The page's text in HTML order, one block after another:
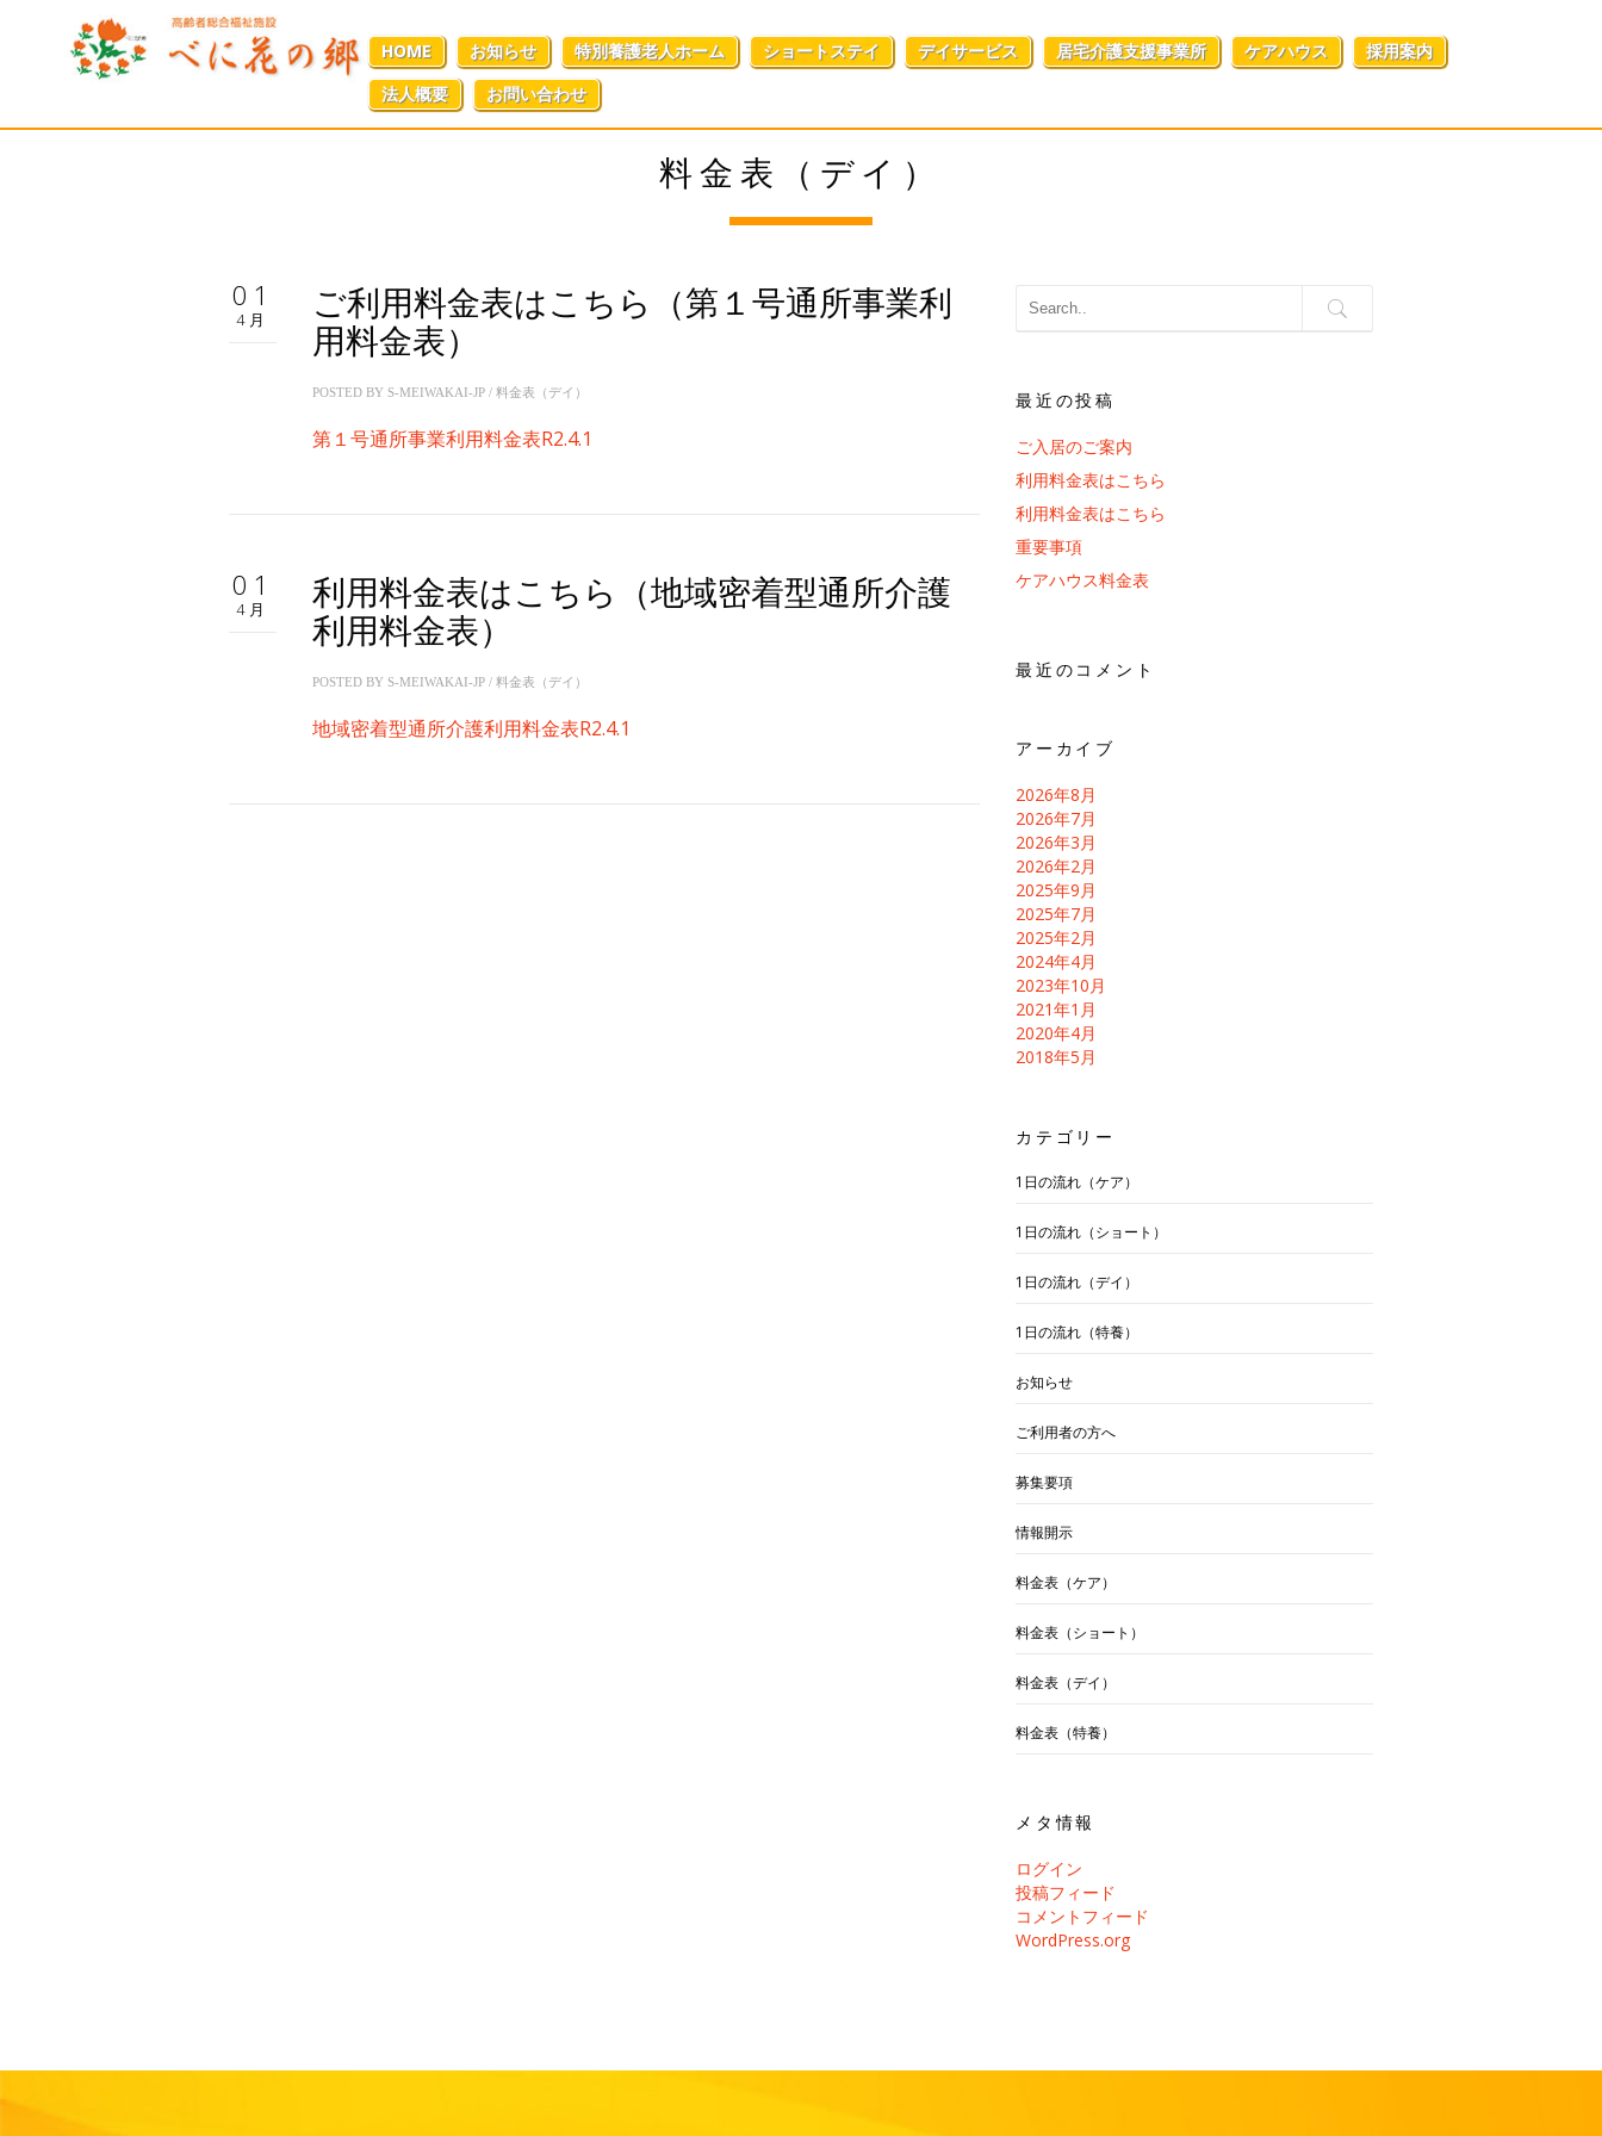
HOME お知らせ 特別養護老人ホーム ショートステイ デイサービス 居宅介護支援事業所 ケアハウス
採用案内
法人概要
お問い合わせ
料金表（デイ）
01
4月
ご利用料金表はこちら（第１号通所事業利
用料金表）
POSTED BY S-MEIWAKAI-JP / 料金表（デイ）
第１号通所事業利用料金表R2.4.1
01
4月
利用料金表はこちら（地域密着型通所介護
利用料金表）
POSTED BY S-MEIWAKAI-JP / 料金表（デイ）
地域密着型通所介護利用料金表R2.4.1
最近の投稿
ご入居のご案内
利用料金表はこちら
利用料金表はこちら
重要事項
ケアハウス料金表
最近のコメント
アーカイブ
2026年8月
2026年7月
2026年3月
2026年2月
2025年9月
2025年7月
2025年2月
2024年4月
2023年10月
2021年1月
2020年4月
2018年5月
カテゴリー
1日の流れ（ケア）
1日の流れ（ショート）
1日の流れ（デイ）
1日の流れ（特養）
お知らせ
ご利用者の方へ
募集要項
情報開示
料金表（ケア）
料金表（ショート）
料金表（デイ）
料金表（特養）
メタ情報
ログイン
投稿フィード
コメントフィード
WordPress.org